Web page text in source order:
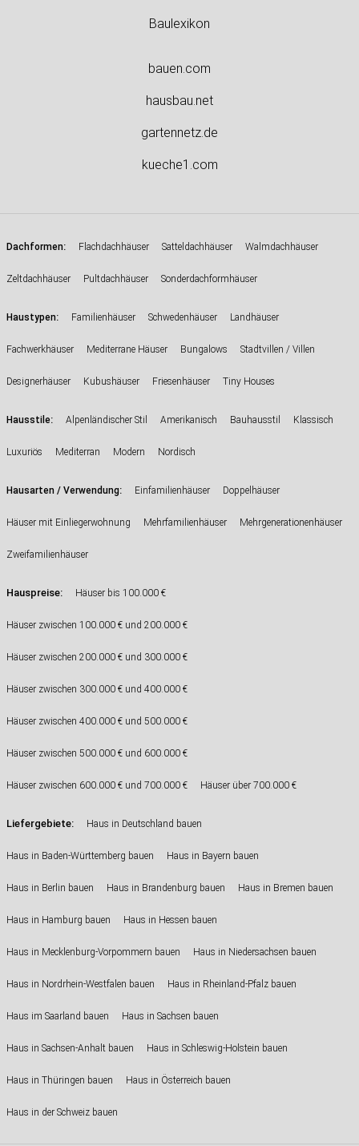
Baulexikon
bauen.com
hausbau.net
gartennetz.de
kueche1.com
Dachformen: Flachdachhäuser Satteldachhäuser Walmdachhäuser
Zeltdachhäuser Pultdachhäuser Sonderdachformhäuser
Haustypen: Familienhäuser Schwedenhäuser Landhäuser
Fachwerkhäuser Mediterrane Häuser Bungalows Stadtvillen / Villen
Designerhäuser Kubushäuser Friesenhäuser Tiny Houses
Hausstile: Alpenländischer Stil Amerikanisch Bauhausstil Klassisch
Luxuriös Mediterran Modern Nordisch
Hausarten / Verwendung: Einfamilienhäuser Doppelhäuser
Häuser mit Einliegerwohnung Mehrfamilienhäuser Mehrgenerationenhäuser
Zweifamilienhäuser
Hauspreise: Häuser bis 100.000 €
Häuser zwischen 100.000 € und 200.000 €
Häuser zwischen 200.000 € und 300.000 €
Häuser zwischen 300.000 € und 400.000 €
Häuser zwischen 400.000 € und 500.000 €
Häuser zwischen 500.000 € und 600.000 €
Häuser zwischen 600.000 € und 700.000 € Häuser über 700.000 €
Liefergebiete: Haus in Deutschland bauen
Haus in Baden-Württemberg bauen Haus in Bayern bauen
Haus in Berlin bauen Haus in Brandenburg bauen Haus in Bremen bauen
Haus in Hamburg bauen Haus in Hessen bauen
Haus in Mecklenburg-Vorpommern bauen Haus in Niedersachsen bauen
Haus in Nordrhein-Westfalen bauen Haus in Rheinland-Pfalz bauen
Haus im Saarland bauen Haus in Sachsen bauen
Haus in Sachsen-Anhalt bauen Haus in Schleswig-Holstein bauen
Haus in Thüringen bauen Haus in Österreich bauen
Haus in der Schweiz bauen